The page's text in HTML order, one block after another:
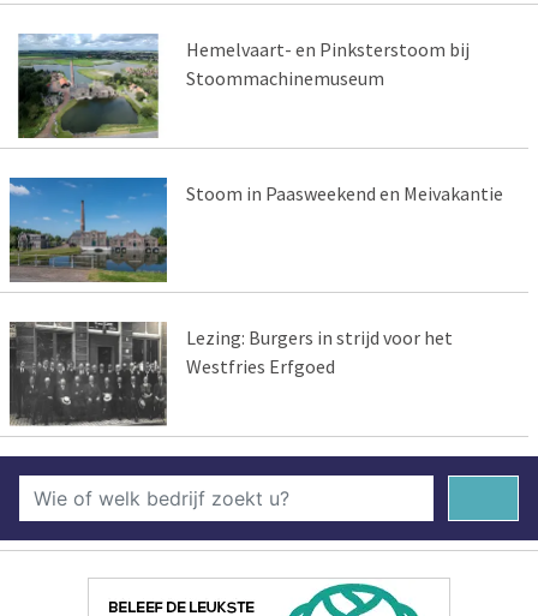
Hemelvaart- en Pinksterstoom bij
Stoommachinemuseum
Stoom in Paasweekend en Meivakantie
Lezing: Burgers in strijd voor het
Westfries Erfgoed